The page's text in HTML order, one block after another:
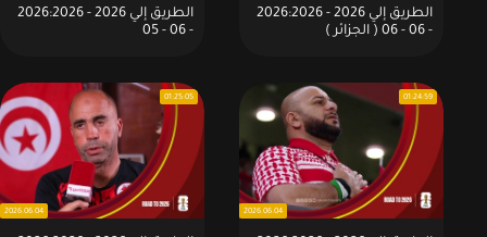
الطريق إلي 2026 - 2026:2026
الطريق إلي 2026 - 2026:2026
01:24:59
2026.06.04
01:25:05
2026.06.04